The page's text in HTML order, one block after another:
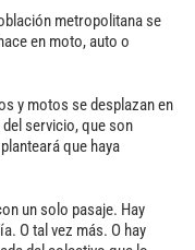
metropolitana se
en moto, auto o
y motos se desplazan en
servicio, que son
que haya
un solo pasaje. Hay
O tal vez más. O hay